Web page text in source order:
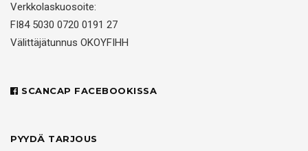
Verkkolaskuosoite:
FI84 5030 0720 0191 27
Välittäjätunnus OKOYFIHH
SCANCAP FACEBOOKISSA
PYYDÄ TARJOUS